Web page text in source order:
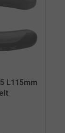
L115mm